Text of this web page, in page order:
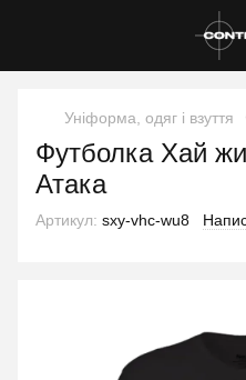
Уніформа, одяг і взуття
Футболка Хай
Атака
Артикул: sxy-vhc-wu8